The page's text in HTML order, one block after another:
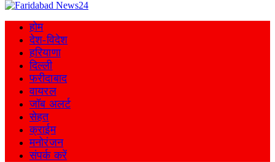
होम
देश-विदेश
हरियाणा
दिल्ली
फरीदाबाद
वायरल
जॉब अलर्ट
सेहत
क्राईम
मनोरंजन
संपर्क करें